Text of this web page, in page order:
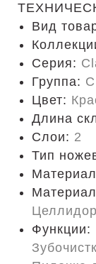
Вид
Серия:
Группа:
Цвет:
Длина
Слои: 2
Тип
Функции: